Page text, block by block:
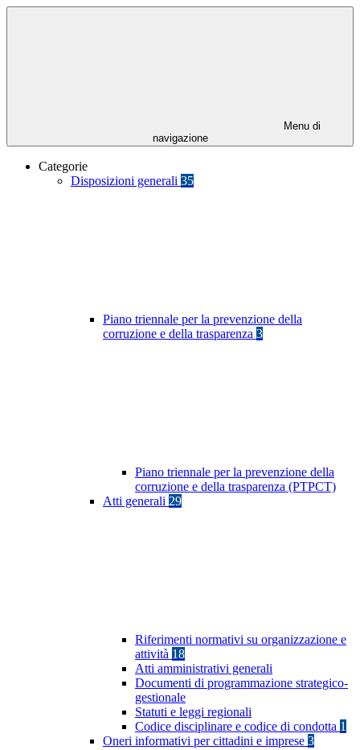
Menu di
navigazione
Categorie
Disposizioni generali 35
Piano triennale per la prevenzione della
corruzione e della trasparenza 3
Piano triennale per la prevenzione della
corruzione e della trasparenza (PTPCT)
Atti generali 29
Riferimenti normativi su organizzazione e
attività 18
Atti amministrativi generali
Documenti di programmazione strategico-
gestionale
Statuti e leggi regionali
Codice disciplinare e codice di condotta 1
Oneri informativi per cittadini e imprese 3